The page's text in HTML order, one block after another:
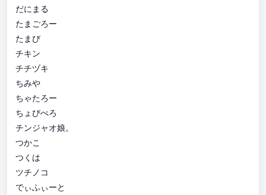
だにまる
たまごろー
たまび
チキン
チチヅキ
ちみや
ちゃたろー
ちょびぺろ
チンジャオ娘。
つかこ
つくは
ツチノコ
でぃふぃーと